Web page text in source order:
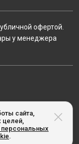
сайта,
целей,
персональных
.
офертой.
у менеджера